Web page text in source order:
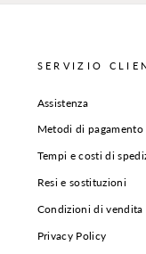
SERVIZIO
Assistenza
Metodi di pagamento
Tempi e costi di
Resi e sostituzioni
Condizioni di vendita
Privacy Policy